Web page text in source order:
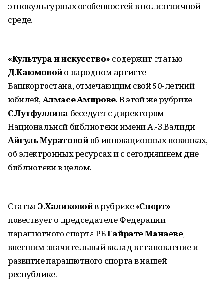
этнокультурных особенностей в полиэтничной
среде.
«Культура и искусство» содержит статью
Д.Каюмовойо народном артисте
Башкортостана, отмечающим свой 50-летний
юбилей,Алмасе Амирове. В этой же рубрике
С.Лутфуллина беседует с директором
Национальной библиотеки имени А.-З.Валиди
Айгуль Муратовойоб инновационных новинках,
об электронных ресурсах и о сегодняшнем дне
библиотеки в целом.
СтатьяЭ.Халиковойв рубрике«Спорт»
повествует о председателе Федерации
парашютного спорта РБГайрате Манаеве,
внесшим значительный вклад в становление и
развитие парашютного спорта в нашей
республике.